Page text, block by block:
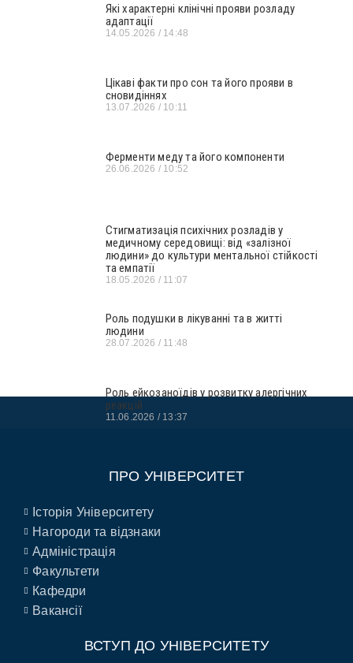
Які характерні клінічні прояви розладу
адаптації
14.05.2026 14:48
Цікаві факти про сон та його прояви в
сновидіннях
13.07.2026 10:11
Ферменти меду та його компоненти
26.06.2026 10:52
Стигматизація психічних розладів у
медичному середовищі: від «залізної
людини» до культури ментальної стійкості
та емпатії
18.05.2026 11:07
Роль подушки в лікуванні та в житті
людини
28.07.2026 11:48
Роль ейкозаноїдів у розвитку алергічних
реакцій
11.06.2026 13:37
ПРО УНІВЕРСИТЕТ
Історія Університету
Нагороди та відзнаки
Адміністрація
Факультети
Кафедри
Вакансії
ВСТУП ДО УНІВЕРСИТЕТУ